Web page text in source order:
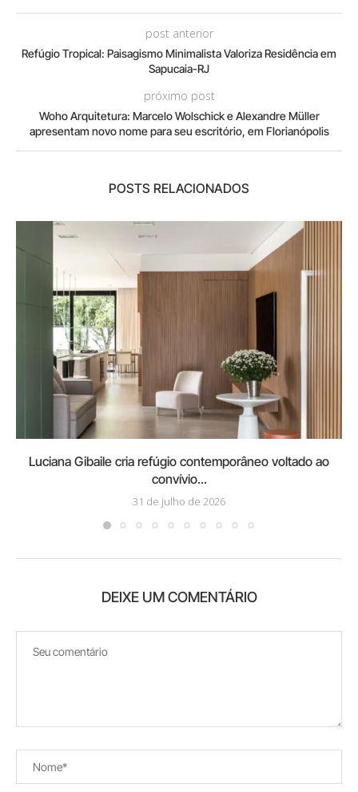
post anterior
Refúgio Tropical: Paisagismo Minimalista Valoriza Residência em
Sapucaia-RJ
próximo post
Woho Arquitetura: Marcelo Wolschick e Alexandre Müller
apresentam novo nome para seu escritório, em Florianópolis
POSTS RELACIONADOS
Luciana Gibaile cria refúgio contemporâneo voltado ao
convívio...
31 de julho de 2026
DEIXE UM COMENTÁRIO